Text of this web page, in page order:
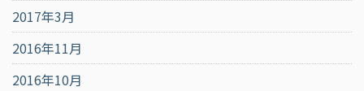
2017年3月
2016年11月
2016年10月